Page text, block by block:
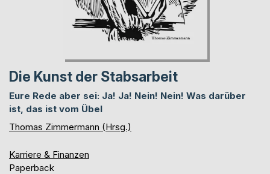
Die Kunst der Stabsarbeit
Eure Rede aber sei: Ja! Ja! Nein! Nein! Was darüber
ist, das ist vom Übel
Thomas Zimmermann (Hrsg.)
Karriere & Finanzen
Paperback